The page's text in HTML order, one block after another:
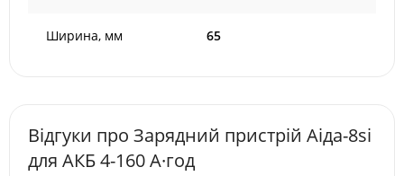
Ширина, мм 65
Відгуки про Зарядний пристрій Аіда-8si
для АКБ 4-160 А·год